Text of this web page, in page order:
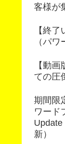
客様が
【終
（パ
【動
ての圧
期間限
ワード
新）